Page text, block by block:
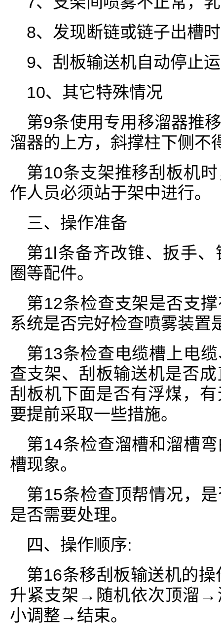
8、发现断链或链子出槽
9、刮板输送机自动停止
10、其它特殊情况
第9条使用专用移溜器推
溜器的上方，斜撑柱下侧不
第10条支架推移刮板机
作人员必须站于架中进行。
三、操作准备
第1l条备齐改锥、扳手
圈等配件。
第12条检查支架是否支
系统是否完好检查喷雾装置
第13条检查电缆槽上电
查支架、刮板输送机是否
刮板机下面是否有浮煤，
要提前采取一些措施。
第14条检查溜槽和溜槽
槽现象。
第15条检查顶帮情况，
是否需要处理。
四、操作顺序:
第16条移刮板输送机的
升紧支架→随机依次顶溜
小调整→结束。